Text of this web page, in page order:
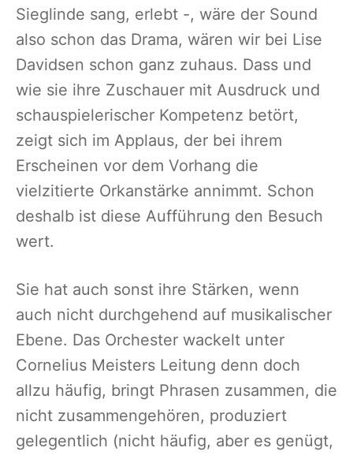
Sieglinde sang, erlebt -, wäre der Sound
also schon das Drama, wären wir bei Lise
Davidsen schon ganz zuhaus. Dass und
wie sie ihre Zuschauer mit Ausdruck und
schauspielerischer Kompetenz betört,
zeigt sich im Applaus, der bei ihrem
Erscheinen vor dem Vorhang die
vielzitierte Orkanstärke annimmt. Schon
deshalb ist diese Aufführung den Besuch
wert.
Sie hat auch sonst ihre Stärken, wenn
auch nicht durchgehend auf musikalischer
Ebene. Das Orchester wackelt unter
Cornelius Meisters Leitung denn doch
allzu häufig, bringt Phrasen zusammen, die
nicht zusammengehören, produziert
gelegentlich (nicht häufig, aber es genügt,